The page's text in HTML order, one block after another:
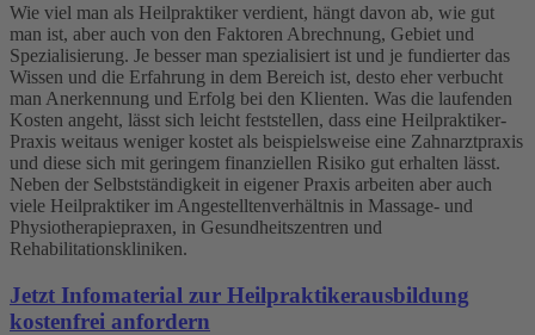
Wie viel man als Heilpraktiker verdient, hängt davon ab, wie gut
man ist, aber auch von den Faktoren Abrechnung, Gebiet und
Spezialisierung. Je besser man spezialisiert ist und je fundierter das
Wissen und die Erfahrung in dem Bereich ist, desto eher verbucht
man Anerkennung und Erfolg bei den Klienten. Was die laufenden
Kosten angeht, lässt sich leicht feststellen, dass eine Heilpraktiker-
Praxis weitaus weniger kostet als beispielsweise eine Zahnarztpraxis
und diese sich mit geringem finanziellen Risiko gut erhalten lässt.
Neben der Selbstständigkeit in eigener Praxis arbeiten aber auch
viele Heilpraktiker im Angestelltenverhältnis in Massage- und
Physiotherapiepraxen, in Gesundheitszentren und
Rehabilitationskliniken.
Jetzt Infomaterial zur Heilpraktikerausbildung
kostenfrei anfordern